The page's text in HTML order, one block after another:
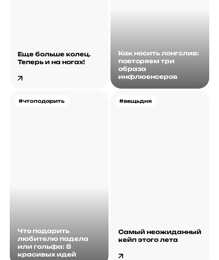
Еще больше колец.
Теперь и на ногах!
Как носить лонгслив:
повторяем три
образа
инфлюенсеров
#чтоподарить
Что подарить
любителю падела
или гольфа: 8
красивых идей
#вещьдня
Самый неожиданный
кейп этого лета